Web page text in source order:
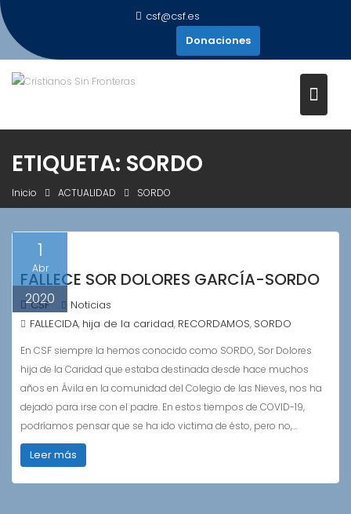
Saltar
al
contenido
csf@csf.es
Donaciones
ETIQUETA: SORDO
Inicio ACTUALIDAD SORDO
1
Abr
2020
FALLECE SOR DOLORES GARCÍA-SORDO
CSF
Noticias
FALLECIDA, hija de la caridad, RECORDAMOS, SORDO
En CSF siempre la hemos conocido como SORDO, Sor Dolores
hija de la Caridad que estaba destinada desde hace muchos
años en Ávila en la comunidad del Colegio de las Nieves, nos ha
dejado para irse con el padre. En estos tiempos de COVID-19,
podríamos pensar que se ha ido victima de ésto, pero no,…
Leer más